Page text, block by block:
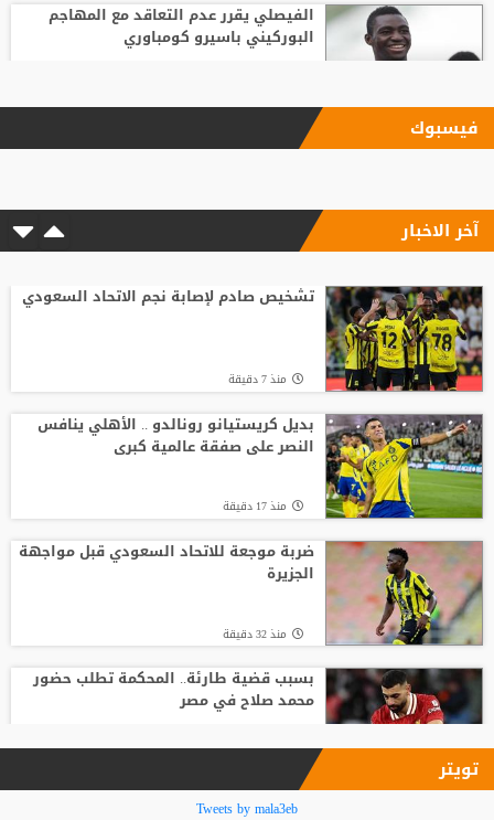
الفيصلي يقرر عدم التعاقد مع المهاجم
البوركيني باسيرو كومباوري
ليفربول يحسم صفقة أراخو لاعب برشلونة
مأساة وفاة لاعب شاب
باريس سان جيرمان يتوصل إلى اتفاق مع
فيران توريس
وفاة والد ليونيل ميسي عن 68 عاما
فيسبوك
آخر الاخبار
تشخيص صادم لإصابة نجم الاتحاد السعودي
منذ 7 دقيقة
بديل كريستيانو رونالدو .. الأهلي ينافس
النصر على صفقة عالمية كبرى
منذ 17 دقيقة
ضربة موجعة للاتحاد السعودي قبل مواجهة
الجزيرة
منذ 32 دقيقة
بسبب قضية طارئة.. المحكمة تطلب حضور
محمد صلاح في مصر
مالديني يكشف سبب رحيله عن الاتحاد
تويتر
Tweets by mala3eb